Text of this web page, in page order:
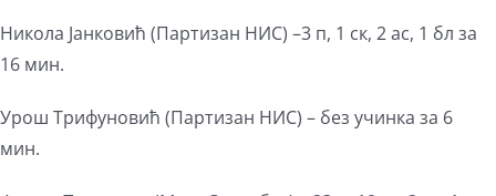
Никола Јанковић (Партизан НИС) –3 п, 1 ск, 2 ас, 1 бл за
16 мин.
Урош Трифуновић (Партизан НИС) – без учинка за 6
мин.